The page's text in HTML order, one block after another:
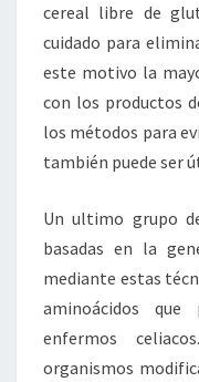
cereal libre de
cuidado para
este motivo la
con los productos
los métodos para
también puede ser
Un ultimo grupo
basadas en la
mediante estas
aminoácidos
enfermos
organismos